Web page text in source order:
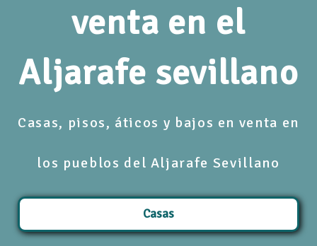
venta en el
Aljarafe sevillano
Casas, pisos, áticos y bajos en venta en
los pueblos del Aljarafe Sevillano
Casas